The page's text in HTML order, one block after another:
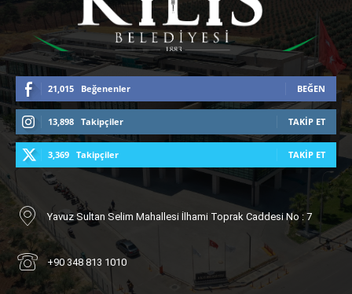
21,015 Beğenenler BEĞEN
13,898 Takipçiler TAKIP ET
3,369 Takipçiler TAKIP ET
Yavuz Sultan Selim Mahallesi İlhami Toprak Caddesi No : 7
+90 348 813 1010